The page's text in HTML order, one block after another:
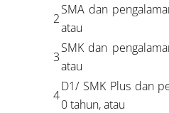
2
SMA dan
atau
3
SMK dan
atau
4
D1/ SMK Plus dan
0 tahun, atau